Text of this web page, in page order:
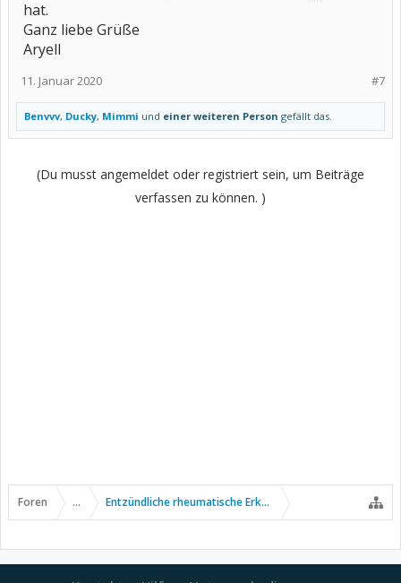
hat.
Ganz liebe Grüße
Aryell
#7
11. Januar 2020
Benvvv, Ducky, Mimmi und einer weiteren Person gefällt das.
(Du musst angemeldet oder registriert sein, um Beiträge
verfassen zu können. )
Foren ... Entzündliche rheumatische Erkrankungen